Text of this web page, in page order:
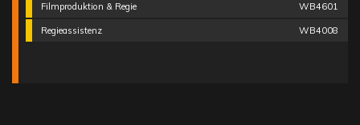
Filmproduktion & Regie WB4601
Regieassistenz WB4008